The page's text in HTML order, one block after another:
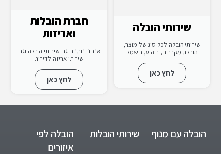
שירותי הובלה
שירותי הובלה לכל סוג של מוצר,
הובלת מקררים, ריהוט, חשמל
לחץ כאן
חברת הובלות
ואריזות
אנחנו נותנים גם שירותי הובלה וגם
שירותי אריזה לדירות
לחץ כאן
הובלה עם מנוף שירותי הובלות
הובלה לפי
איזורים